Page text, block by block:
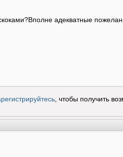
адекватные
, чтобы получить